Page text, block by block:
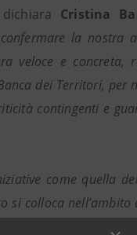
Cristina
la nostra
veloce e concreta,
dei Territori, per
contingenti e
come quella
si colloca
attiva del